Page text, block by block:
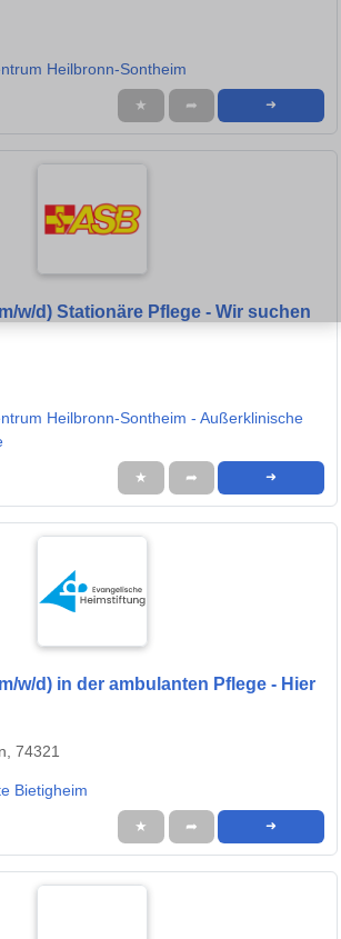
Heilbronn-Sontheim
★ ➦ ➜
w/d) Stationäre Pflege - Wir suchen
Heilbronn-Sontheim - Außerklinische
★ ➦ ➜
w/d) in der ambulanten Pflege - Hier
74321
Bietigheim
★ ➦ ➜